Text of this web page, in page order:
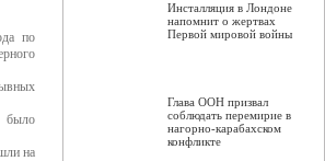
по
было
на
Инсталляция в Лондоне
напомнит о жертвах
Первой мировой войны
Глава ООН призвал
соблюдать перемирие в
нагорно-карабахском
конфликте